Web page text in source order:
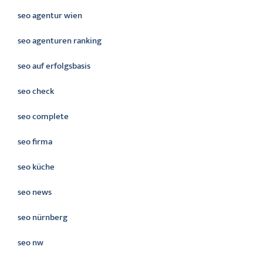
seo agentur wien
seo agenturen ranking
seo auf erfolgsbasis
seo check
seo complete
seo firma
seo küche
seo news
seo nürnberg
seo nw